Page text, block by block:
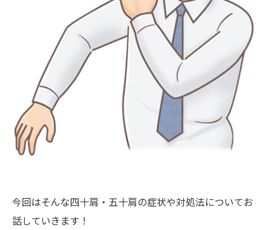
今回はそんな四十肩・五十肩の症状や対処法についてお
話していきます！